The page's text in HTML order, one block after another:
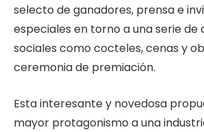
selecto de ganadores, prensa e
especiales en torno a una serie de
sociales como cocteles, cenas y
ceremonia de premiación.
Esta interesante y novedosa
mayor protagonismo a una